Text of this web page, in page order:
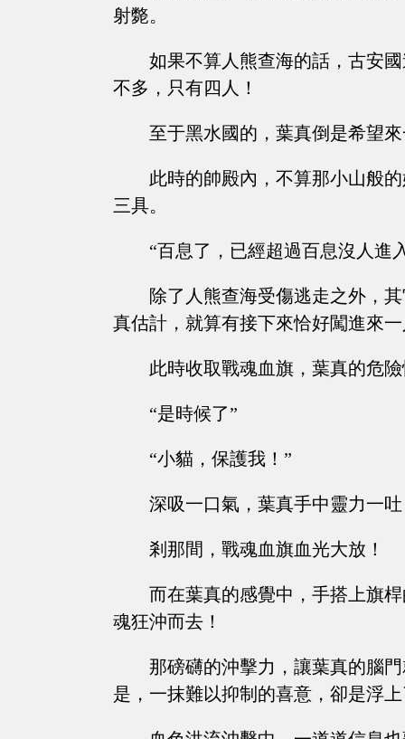
射斃。
如果不算人熊查海的話，古安
不多，只有四人！
至于黑水國的，葉真倒是希望
此時的帥殿內，不算那小山般
三具。
“百息了，已經超過百息沒人進
除了人熊查海受傷逃走之外，
真估計，就算有接下來恰好闖進來
此時收取戰魂血旗，葉真的危
“是時候了”
“小貓，保護我！”
深吸一口氣，葉真手中靈力一
剎那間，戰魂血旗血光大放！
而在葉真的感覺中，手搭上旗
魂狂沖而去！
那磅礴的沖擊力，讓葉真的腦
是，一抹難以抑制的喜意，卻是浮